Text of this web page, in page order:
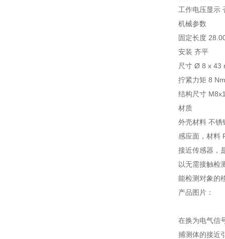
工作电压显示
机械参数
固定长度
安装 齐平
尺寸 Ø 8 x 43
拧紧力矩 8 Nm
结构尺寸
材质
外壳材料 不锈
感应面，材料
接近传感器，
以无需接触检
能检测对象的
产品图片：
在换为电气信
捕测体的接近